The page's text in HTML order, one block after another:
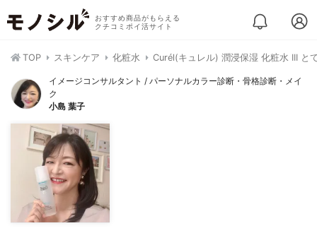
おすすめ商品がもらえる
クチコミポイ活サイト
TOP スキンケア 化粧水 Curél(キュレル) 潤浸保湿 化粧水 III と
イメージコンサルタント / パーソナルカラー診断・骨格診断・メイ
ク
小島 葉子